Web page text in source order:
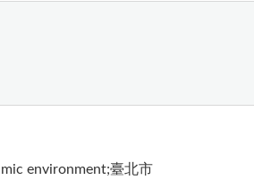
environment;臺北市